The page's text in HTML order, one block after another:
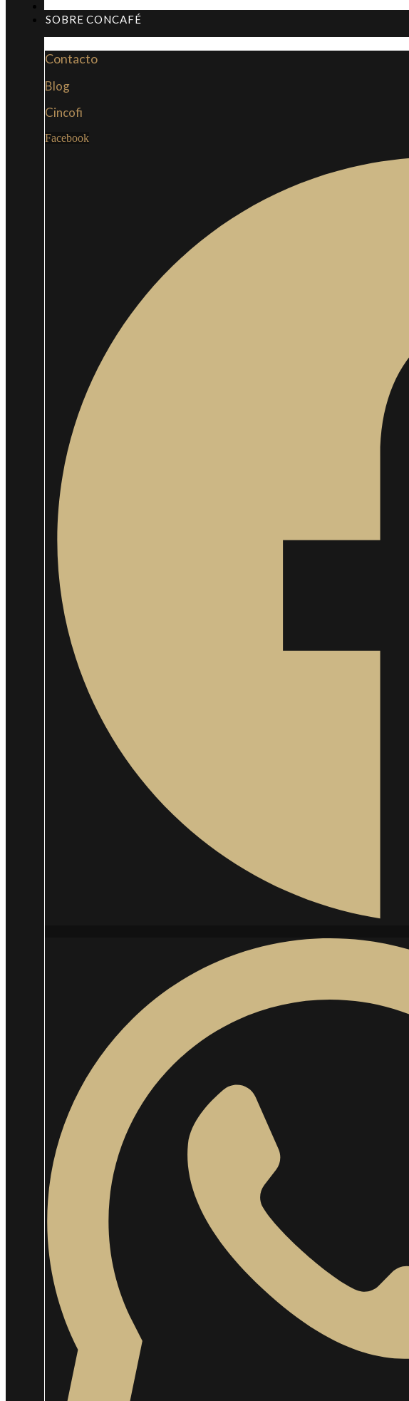
SOBRE CONCAFÉ
Contacto
Blog
Cincofi
Facebook